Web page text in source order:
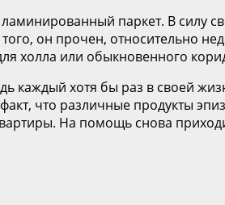
паркет. В силу
он прочен, относительно
холла или обыкновенного
каждый хотя бы раз в своей
что различные продукты
На помощь снова